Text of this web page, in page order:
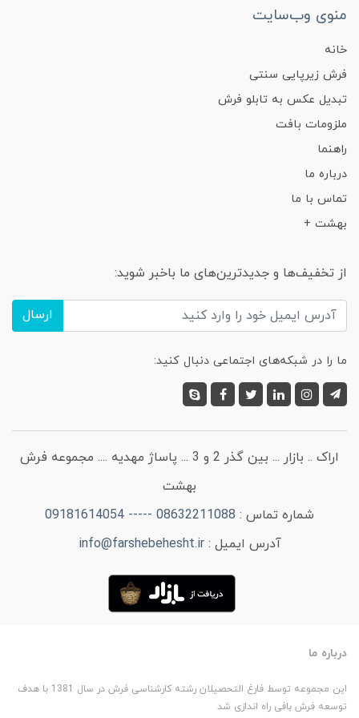
منوی وب‌سایت
خانه
فرش زیرپایی سنتی
تبدیل عکس به تابلو فرش
ملزومات بافت
راهنما
درباره ما
تماس با ما
بهشت +
از تخفیف‌ها و جدیدترین‌های ما باخبر شوید:
ارسال
ما را در شبکه‌های اجتماعی دنبال کنید:
اراک .. بازار ... بین گذر 2 و 3 ... پاساژ مهدیه .... مجموعه فرش
بهشت
شماره تماس : 08632211088 ----- 09181614054
آدرس ایمیل :info@farshebehesht.ir
درباره ما
این مجموعه توسط فارغ التحصیلان رشته کارشناسی فرش در سال 1381 با هدف
توسعه فرش بافی راه اندازی شد